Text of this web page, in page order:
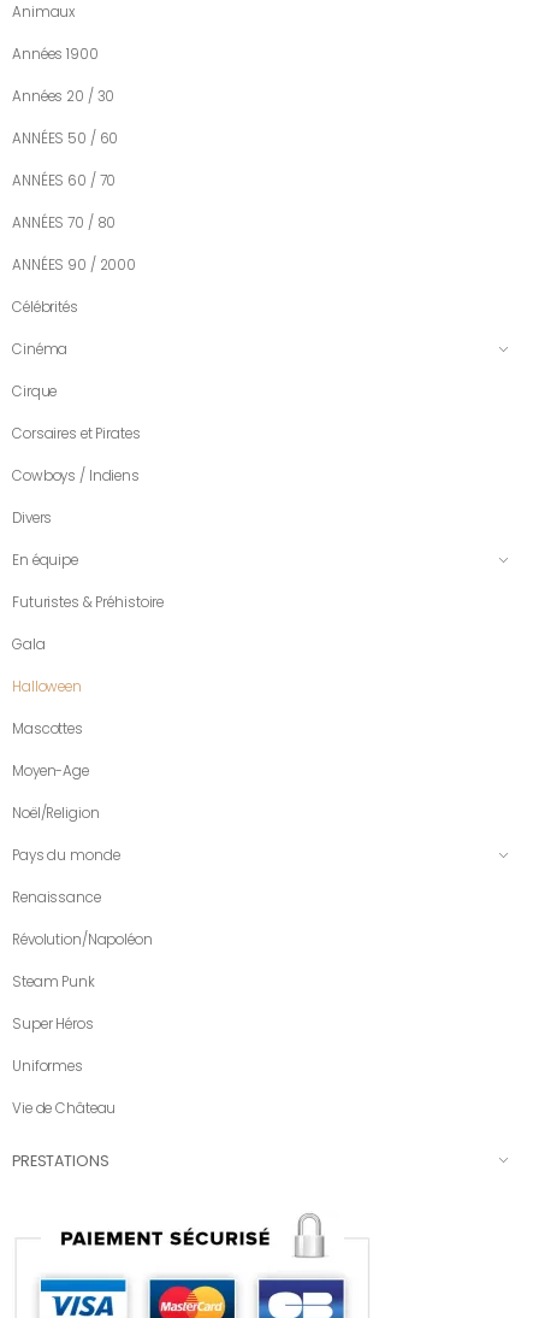
Animaux
Années 1900
Années 20 / 30
ANNÉES 50 / 60
ANNÉES 60 / 70
ANNÉES 70 / 80
ANNÉES 90 / 2000
Célébrités
Cinéma
Cirque
Corsaires et Pirates
Cowboys / Indiens
Divers
En équipe
Futuristes & Préhistoire
Gala
Halloween
Mascottes
Moyen-Age
Noël/Religion
Pays du monde
Renaissance
Révolution/Napoléon
Steam Punk
Super Héros
Uniformes
Vie de Château
PRESTATIONS